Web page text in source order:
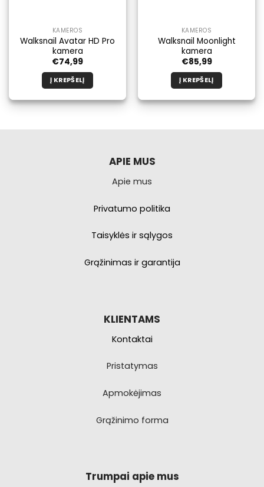
KAMEROS
Walksnail Avatar HD Pro
kamera
€74,99
Į KREPŠELĮ
KAMEROS
Walksnail Moonlight
kamera
€85,99
Į KREPŠELĮ
APIE MUS
Apie mus
Privatumo politika
Taisyklės ir sąlygos
Grąžinimas ir garantija
KLIENTAMS
Kontaktai
Pristatymas
Apmokėjimas
Grąžinimo forma
Trumpai apie mus